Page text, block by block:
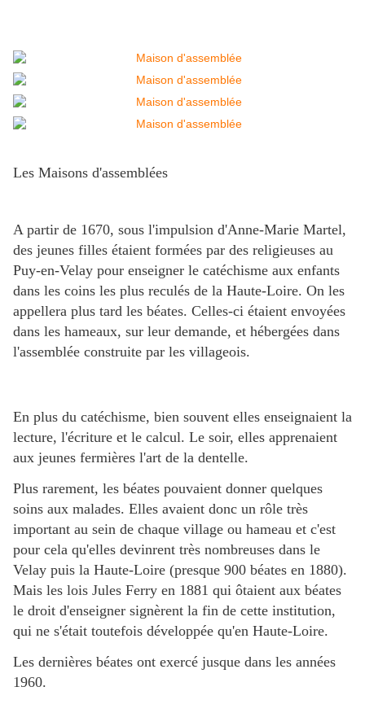
Les Maisons d'assemblées
A partir de 1670, sous l'impulsion d'Anne-Marie Martel,
des jeunes filles étaient formées par des religieuses au
Puy-en-Velay pour enseigner le catéchisme aux enfants
dans les coins les plus reculés de la Haute-Loire. On les
appellera plus tard les béates. Celles-ci étaient envoyées
dans les hameaux, sur leur demande, et hébergées dans
l'assemblée construite par les villageois.
En plus du catéchisme, bien souvent elles enseignaient la
lecture, l'écriture et le calcul. Le soir, elles apprenaient
aux jeunes fermières l'art de la dentelle.
Plus rarement, les béates pouvaient donner quelques
soins aux malades. Elles avaient donc un rôle très
important au sein de chaque village ou hameau et c'est
pour cela qu'elles devinrent très nombreuses dans le
Velay puis la Haute-Loire (presque 900 béates en 1880).
Mais les lois Jules Ferry en 1881 qui ôtaient aux béates
le droit d'enseigner signèrent la fin de cette institution,
qui ne s'était toutefois développée qu'en Haute-Loire.
Les dernières béates ont exercé jusque dans les années
1960.